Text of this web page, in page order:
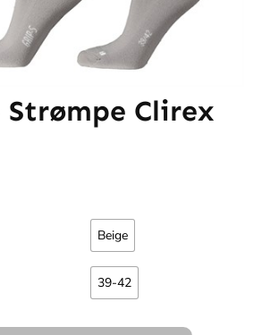
Strømpe Clirex
Beige
39-42